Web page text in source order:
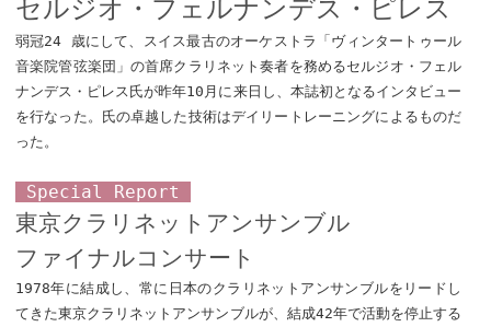
セルジオ・フェルナンデス・ピレス
弱冠24 歳にして、スイス最古のオーケストラ「ヴィンタートゥール
音楽院管弦楽団」の首席クラリネット奏者を務めるセルジオ・フェル
ナンデス・ピレス氏が昨年10月に来日し、本誌初となるインタビュー
を行なった。氏の卓越した技術はデイリートレーニングによるものだ
った。
Special Report
東京クラリネットアンサンブル
ファイナルコンサート
1978年に結成し、常に日本のクラリネットアンサンブルをリードし
てきた東京クラリネットアンサンブルが、結成42年で活動を停止する